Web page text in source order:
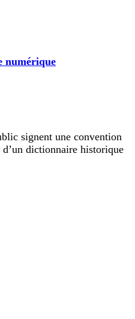
numérique
signent une convention
dictionnaire historique